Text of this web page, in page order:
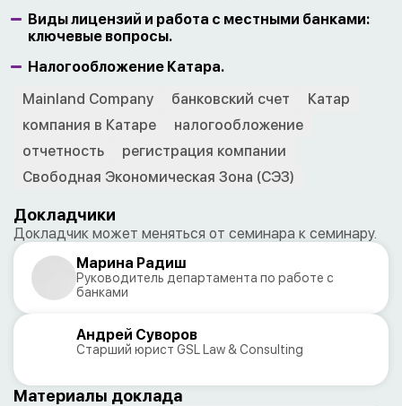
Виды лицензий и работа с местными банками:
ключевые вопросы.
Налогообложение Катара.
Mainland Company
банковский счет
Катар
компания в Катаре
налогообложение
отчетность
регистрация компании
Свободная Экономическая Зона (СЭЗ)
Докладчики
Докладчик может меняться от семинара к семинару.
Марина Радиш
Руководитель департамента по работе с
банками
Андрей Суворов
Старший юрист GSL Law & Consulting
Материалы доклада